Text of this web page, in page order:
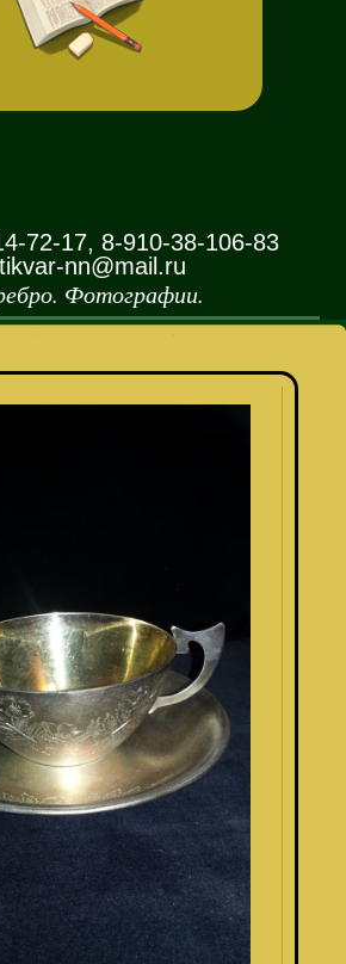
72-17, 8-910-38-106-83
nn@mail.ru
Фотографии.